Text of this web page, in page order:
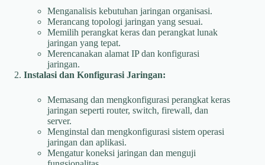
Menganalisis kebutuhan jaringan organisasi.
Merancang topologi jaringan yang sesuai.
Memilih perangkat keras dan perangkat lunak
jaringan yang tepat.
Merencanakan alamat IP dan konfigurasi
jaringan.
Instalasi dan Konfigurasi Jaringan:
Memasang dan mengkonfigurasi perangkat keras
jaringan seperti router, switch, firewall, dan
server.
Menginstal dan mengkonfigurasi sistem operasi
jaringan dan aplikasi.
Mengatur koneksi jaringan dan menguji